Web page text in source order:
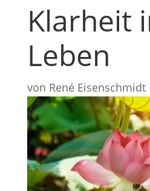
Klarheit
Leben
von René Eisenschmidt